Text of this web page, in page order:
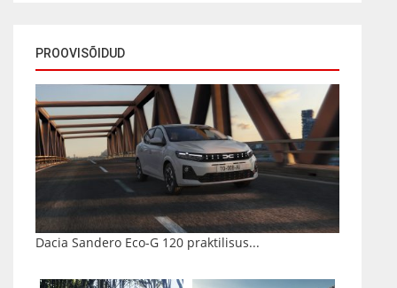
PROOVISÕIDUD
Dacia Sandero Eco-G 120 praktilisus...